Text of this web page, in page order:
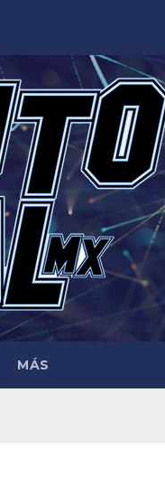
MÁS